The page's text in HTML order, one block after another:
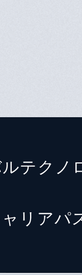
テクノ
リアパ